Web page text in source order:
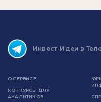
Инвест-Идеи в
О СЕРВИСЕ
КОНКУРСЫ ДЛЯ
АНАЛИТИКОВ